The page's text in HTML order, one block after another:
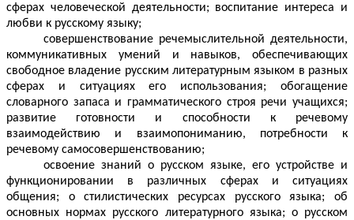
сферах человеческой деятельности; воспитание интереса и
любви к русскому языку;
совершенствование речемыслительной деятельности,
коммуникативных умений и навыков, обеспечивающих
свободное владение русским литературным языком в разных
сферах и ситуациях его использования; обогащение
словарного запаса и грамматического строя речи учащихся;
развитие готовности и способности к речевому
взаимодействию и взаимопониманию, потребности к
речевому самосовершенствованию;
освоение знаний о русском языке, его устройстве и
функционировании в различных сферах и ситуациях
общения; о стилистических ресурсах русского языка; об
основных нормах русского литературного языка; о русском